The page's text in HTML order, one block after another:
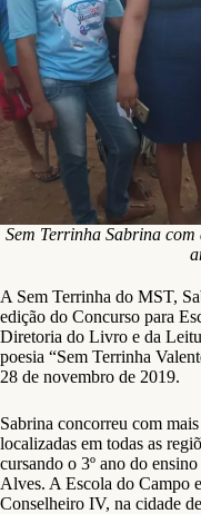
Sem Terrinha Sabrina
A Sem Terrinha do MST,
edição do Concurso para
Diretoria do Livro e da
poesia “Sem Terrinha
28 de novembro de 2019.
Sabrina concorreu com
localizadas em todas as
cursando o 3º ano do
Alves. A Escola do Campo
Conselheiro IV, na cidade